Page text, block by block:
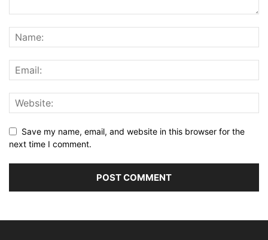
Save my name, email, and website in this browser for the
next time I comment.